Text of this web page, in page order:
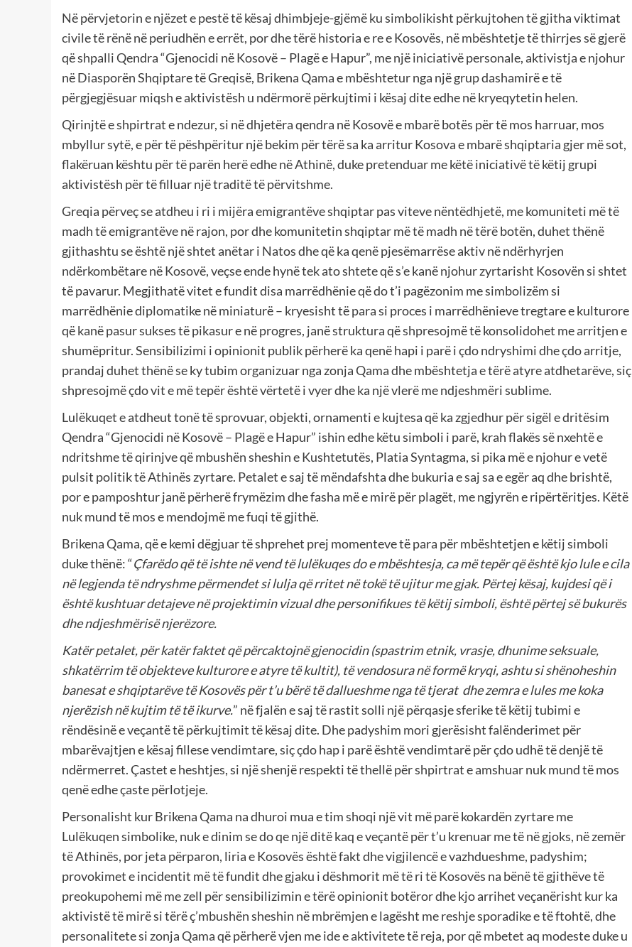
Në përvjetorin e njëzet e pestë të kësaj dhimbjeje-gjëmë ku simbolikisht përkujtohen të gjitha viktimat
civile të rënë në periudhën e errët, por dhe tërë historia e re e Kosovës, në mbështetje të thirrjes së gjerë
që shpalli Qendra “Gjenocidi në Kosovë – Plagë e Hapur”, me një iniciativë personale, aktivistja e njohur
në Diasporën Shqiptare të Greqisë, Brikena Qama e mbështetur nga një grup dashamirë e të
përgjegjësuar miqsh e aktivistësh u ndërmorë përkujtimi i kësaj dite edhe në kryeqytetin helen.
Qirinjtë e shpirtrat e ndezur, si në dhjetëra qendra në Kosovë e mbarë botës për të mos harruar, mos
mbyllur sytë, e për të pëshpëritur një bekim për tërë sa ka arritur Kosova e mbarë shqiptaria gjer më sot,
flakëruan kështu për të parën herë edhe në Athinë, duke pretenduar me këtë iniciativë të këtij grupi
aktivistësh për të filluar një traditë të përvitshme.
Greqia përveç se atdheu i ri i mijëra emigrantëve shqiptar pas viteve nëntëdhjetë, me komuniteti më të
madh të emigrantëve në rajon, por dhe komunitetin shqiptar më të madh në tërë botën, duhet thënë
gjithashtu se është një shtet anëtar i Natos dhe që ka qenë pjesëmarrëse aktiv në ndërhyrjen
ndërkombëtare në Kosovë, veçse ende hynë tek ato shtete që s’e kanë njohur zyrtarisht Kosovën si shtet
të pavarur. Megjithatë vitet e fundit disa marrëdhënie që do t’i pagëzonim me simbolizëm si
marrëdhënie diplomatike në miniaturë – kryesisht të para si proces i marrëdhënieve tregtare e kulturore
që kanë pasur sukses të pikasur e në progres, janë struktura që shpresojmë të konsolidohet me arritjen e
shumëpritur. Sensibilizimi i opinionit publik përherë ka qenë hapi i parë i çdo ndryshimi dhe çdo arritje,
prandaj duhet thënë se ky tubim organizuar nga zonja Qama dhe mbështetja e tërë atyre atdhetarëve, siç
shpresojmë çdo vit e më tepër është vërtetë i vyer dhe ka një vlerë me ndjeshmëri sublime.
Lulëkuqet e atdheut tonë të sprovuar, objekti, ornamenti e kujtesa që ka zgjedhur për sigël e dritësim
Qendra “Gjenocidi në Kosovë – Plagë e Hapur” ishin edhe këtu simboli i parë, krah flakës së nxehtë e
ndritshme të qirinjve që mbushën sheshin e Kushtetutës, Platia Syntagma, si pika më e njohur e vetë
pulsit politik të Athinës zyrtare. Petalet e saj të mëndafshta dhe bukuria e saj sa e egër aq dhe brishtë,
por e pamposhtur janë përherë frymëzim dhe fasha më e mirë për plagët, me ngjyrën e ripërtëritjes. Këtë
nuk mund të mos e mendojmë me fuqi të gjithë.
Brikena Qama, që e kemi dëgjuar të shprehet prej momenteve të para për mbështetjen e këtij simboli
duke thënë: “Çfarëdo që të ishte në vend të lulëkuqes do e mbështesja, ca më tepër që është kjo lule e cila
në legjenda të ndryshme përmendet si lulja që rritet në tokë të ujitur me gjak. Përtej kësaj, kujdesi që i
është kushtuar detajeve në projektimin vizual dhe personifikues të këtij simboli, është përtej së bukurës
dhe ndjeshmërisë njerëzore.
Katër petalet, për katër faktet që përcaktojnë gjenocidin (spastrim etnik, vrasje, dhunime seksuale,
shkatërrim të objekteve kulturore e atyre të kultit), të vendosura në formë kryqi, ashtu si shënoheshin
banesat e shqiptarëve të Kosovës për t’u bërë të dallueshme nga të tjerat dhe zemra e lules me koka
njerëzish në kujtim të të ikurve.” në fjalën e saj të rastit solli një përqasje sferike të këtij tubimi e
rëndësinë e veçantë të përkujtimit të kësaj dite. Dhe padyshim mori gjerësisht falënderimet për
mbarëvajtjen e kësaj fillese vendimtare, siç çdo hap i parë është vendimtarë për çdo udhë të denjë të
ndërmerret. Çastet e heshtjes, si një shenjë respekti të thellë për shpirtrat e amshuar nuk mund të mos
qenë edhe çaste përlotjeje.
Personalisht kur Brikena Qama na dhuroi mua e tim shoqi një vit më parë kokardën zyrtare me
Lulëkuqen simbolike, nuk e dinim se do qe një ditë kaq e veçantë për t’u krenuar me të në gjoks, në zemër
të Athinës, por jeta përparon, liria e Kosovës është fakt dhe vigjilencë e vazhdueshme, padyshim;
provokimet e incidentit më të fundit dhe gjaku i dëshmorit më të ri të Kosovës na bënë të gjithëve të
preokupohemi më me zell për sensibilizimin e tërë opinionit botëror dhe kjo arrihet veçanërisht kur ka
aktivistë të mirë si tërë ç’mbushën sheshin në mbrëmjen e lagësht me reshje sporadike e të ftohtë, dhe
personalitete si zonja Qama që përherë vjen me ide e aktivitete të reja, por që mbetet aq modeste duke u